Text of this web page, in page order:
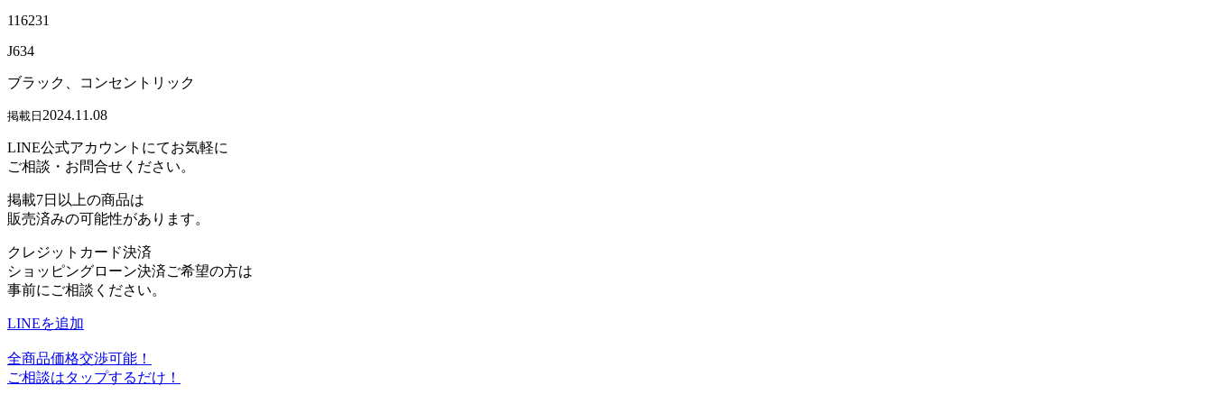
116231
J634
ブラック、コンセントリック
掲載日 2024.11.08
LINE公式アカウントにてお気軽に
ご相談・お問合せください。
掲載7日以上の商品は
販売済みの可能性があります。
クレジットカード決済
ショッピングローン決済ご希望の方は
事前にご相談ください。
LINEを追加
全商品価格交渉可能！
ご相談はタップするだけ！